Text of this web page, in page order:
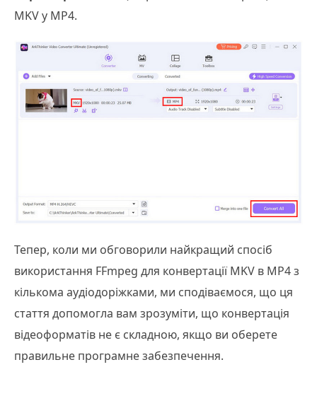
MKV у MP4.
Тепер, коли ми обговорили найкращий спосіб
використання FFmpeg для конвертації MKV в MP4 з
кількома аудіодоріжками, ми сподіваємося, що ця
стаття допомогла вам зрозуміти, що конвертація
відеоформатів не є складною, якщо ви оберете
правильне програмне забезпечення.